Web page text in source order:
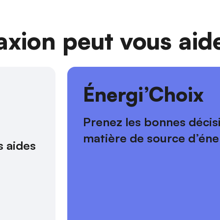
peut vous
aides
Énergi’Choix
Prenez les bonnes
matière de source